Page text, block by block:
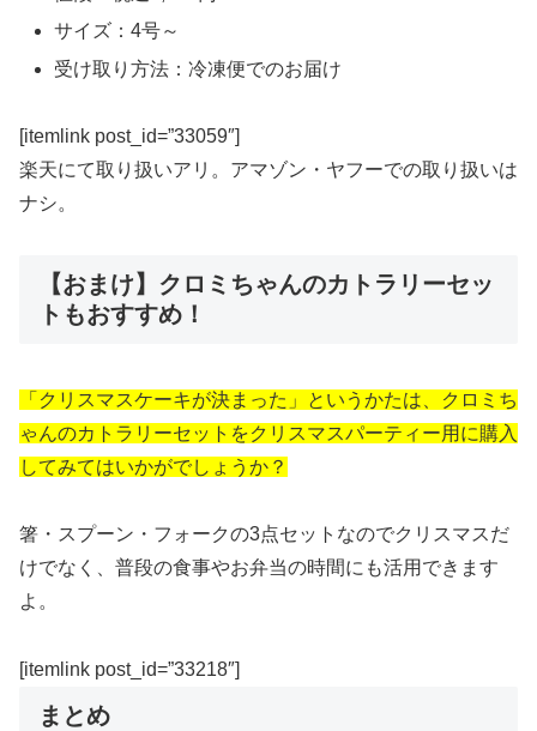
サイズ：4号～
受け取り方法：冷凍便でのお届け
[itemlink post_id=”33059″]
楽天にて取り扱いアリ。アマゾン・ヤフーでの取り扱いは
ナシ。
【おまけ】クロミちゃんのカトラリーセッ
トもおすすめ！
「クリスマスケーキが決まった」というかたは、クロミち
ゃんのカトラリーセットをクリスマスパーティー用に購入
してみてはいかがでしょうか？
箸・スプーン・フォークの3点セットなのでクリスマスだ
けでなく、普段の食事やお弁当の時間にも活用できます
よ。
[itemlink post_id=”33218″]
まとめ